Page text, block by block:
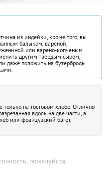
из индейки, кроме того, вы
балыком, вареной,
или варено-копченым
другим твердым сыром,
даже положить на бутерброды
на тостовом хлебе. Отлично
вдоль на две части, а
или французский багет,
пожалуйста,